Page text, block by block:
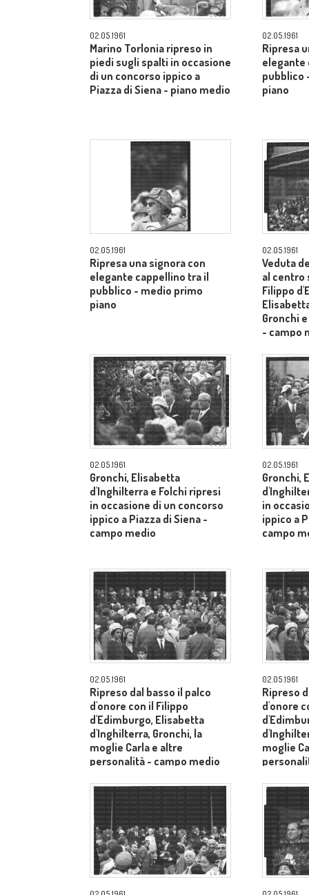
02.05.1961
Marino Torlonia ripreso in
piedi sugli spalti in occasione
di un concorso ippico a
Piazza di Siena - piano medio
02.05.1961
Ripresa
elegante
pubblico
piano
02.05.1961
Ripresa una signora con
elegante cappellino tra il
pubblico - medio primo
piano
02.05.1961
Veduta
al centro
Filippo
Gronchi
- campo
02.05.1961
Gronchi, Elisabetta
d'Inghilterra e Folchi ripresi
in occasione di un concorso
ippico a Piazza di Siena -
campo medio
02.05.1961
Gronchi,
in
ippico a
campo
02.05.1961
Ripreso dal basso il palco
d'onore con il Filippo
d'Edimburgo, Elisabetta
d'Inghilterra, Gronchi, la
moglie Carla e altre
personalità - campo medio
02.05.1961
Ripreso
d'onore
moglie